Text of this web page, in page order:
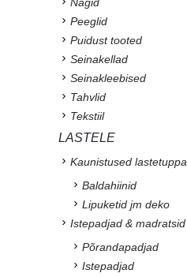
Peeglid
Puidust tooted
Seinakellad
Seinakleebised
Tahvlid
Tekstiil
LASTELE
Kaunistused lastetuppa
Baldahiinid
Lipuketid jm deko
Istepadjad & madratsid
Põrandapadjad
Istepadjad